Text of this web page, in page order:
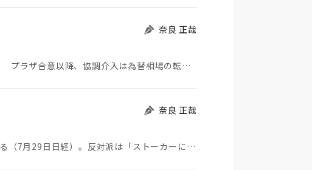
奈良 正哉
日米が協調介入に踏み切った。円は急騰している。 プラザ合意以降、協調介入は為替相場の転機になって…
奈良 正哉
ストーカーにGPSを着けさせることが議論されている（7月29日日経）。反対派は「ストーカーにも人権…